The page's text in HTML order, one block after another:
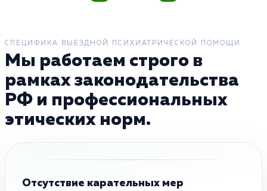
СПЕЦИФИКА ВЫЕЗДНОЙ ПСИХИАТРИЧЕСКОЙ ПОМОЩИ
Мы работаем строго в
рамках законодательства
РФ и профессиональных
этических норм.
Отсутствие карательных мер